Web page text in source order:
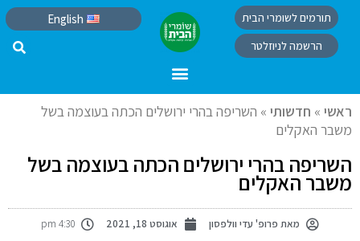
תורמים לשומרי הבית
הרשמה לניוזלטר
English
ראשי » חדשותי » השריפה בהרי ירושלים הכתה בעוצמה בשל
משבר האקלים
השריפה בהרי ירושלים הכתה בעוצמה בשל
משבר האקלים
מאת פרופ' עדי וולפסון אוגוסט 18, 2021 4:30 pm